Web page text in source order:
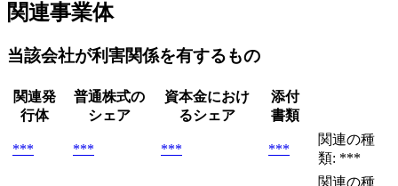
関連事業体
当該会社が利害関係を有するもの
関連発
行体
普通株式の
シェア
資本金におけ
るシェア
添付
書類
*** *** *** ***
関連の種
類: ***
関連の種